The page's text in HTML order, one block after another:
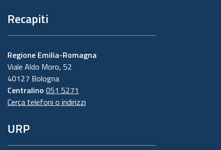
Recapiti
Regione Emilia-Romagna
Viale Aldo Moro, 52
40127 Bologna
Centralino 051 5271
Cerca telefoni o indirizzi
URP